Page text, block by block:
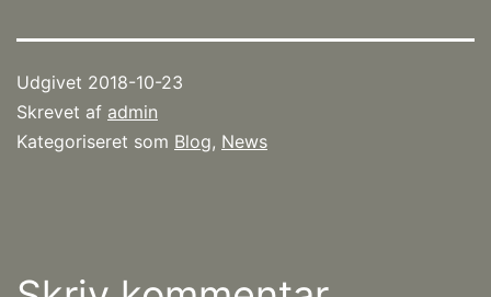
Udgivet 2018-10-23
Skrevet af admin
Kategoriseret som Blog, News